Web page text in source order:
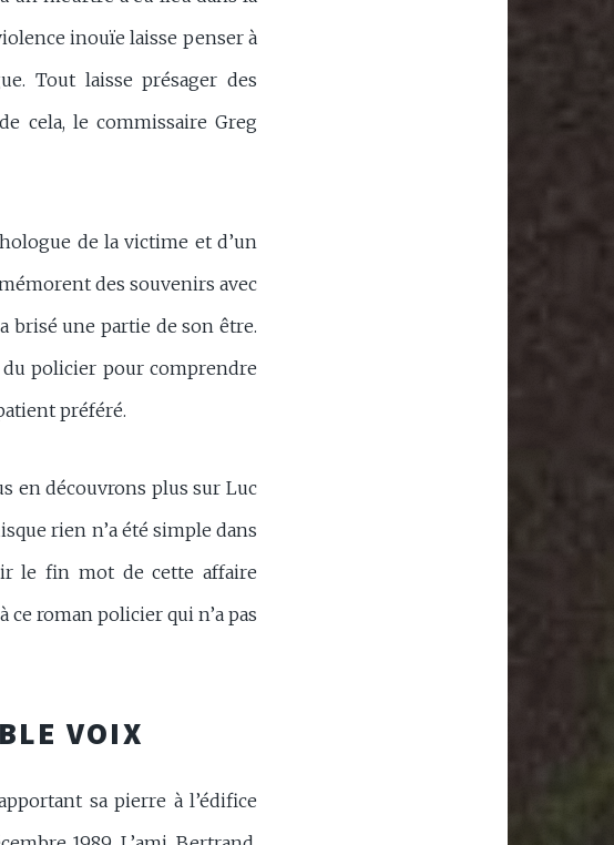
inouïe laisse penser à
Tout laisse présager des
cela, le commissaire Greg
de la victime et d’un
des souvenirs avec
brisé une partie de son être.
du policier pour comprendre
préféré.
en découvrons plus sur Luc
rien n’a été simple dans
le fin mot de cette affaire
roman policier qui n’a pas
VOIX
sa pierre à l’édifice